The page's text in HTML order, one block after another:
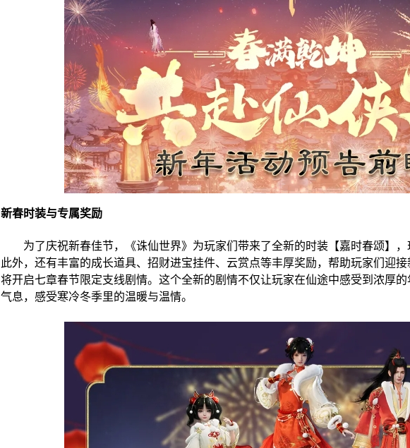
新春时装与专属奖励
为了庆祝新春佳节，《诛仙世界》为玩家们带来了全新的时装【嘉时春颂】，
此外，还有丰富的成长道具、招财进宝挂件、云赏点等丰厚奖励，帮助玩家们迎
将开启七章春节限定支线剧情。这个全新的剧情不仅让玩家在仙途中感受到浓厚
气息，感受寒冷冬季里的温暖与温情。